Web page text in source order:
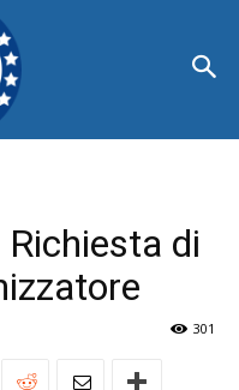
di
301